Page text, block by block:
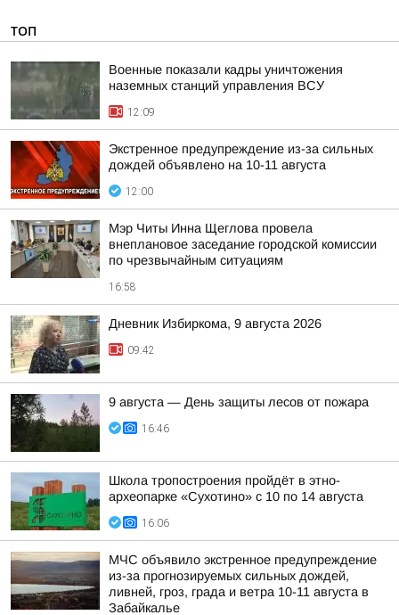
ТОП
Военные показали кадры уничтожения
наземных станций управления ВСУ
12:09
Экстренное предупреждение из-за сильных
дождей объявлено на 10-11 августа
12:00
Мэр Читы Инна Щеглова провела
внеплановое заседание городской комиссии
по чрезвычайным ситуациям
16:58
Дневник Избиркома, 9 августа 2026
09:42
9 августа — День защиты лесов от пожара
16:46
Школа тропостроения пройдёт в этно-
археопарке «Сухотино» с 10 по 14 августа
16:06
МЧС объявило экстренное предупреждение
из-за прогнозируемых сильных дождей,
ливней, гроз, града и ветра 10-11 августа в
Забайкалье